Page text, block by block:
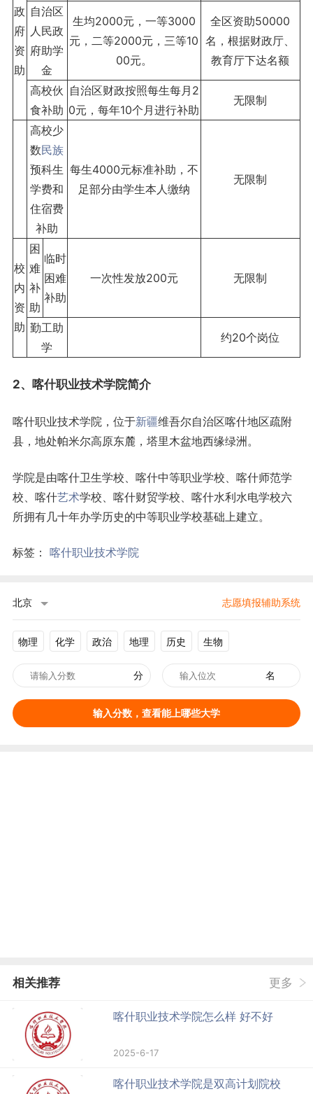
政
府
资
助
自治区
人民政
府助学
金
生均2000元，一等3000
元，二等2000元，三等10
00元。
全区资助50000
名，根据财政厅、
教育厅下达名额
高校伙
食补助
自治区财政按照每生每月2
0元，每年10个月进行补助
无限制
高校少
数民族
预科生
学费和
住宿费
补助
每生4000元标准补助，不
足部分由学生本人缴纳
无限制
校
内
资
助
困
难
补
助
临时
困难
补助
一次性发放200元 无限制
勤工助
学
约20个岗位
2、喀什职业技术学院简介
喀什职业技术学院，位于新疆维吾尔自治区喀什地区疏附
县，地处帕米尔高原东麓，塔里木盆地西缘绿洲。
学院是由喀什卫生学校、喀什中等职业学校、喀什师范学
校、喀什艺术学校、喀什财贸学校、喀什水利水电学校六
所拥有几十年办学历史的中等职业学校基础上建立。
标签： 喀什职业技术学院
北京 志愿填报辅助系统
物理 化学 政治 地理 历史 生物
分 名
输入分数，查看能上哪些大学
相关推荐 更多
喀什职业技术学院怎么样 好不好
2025-6-17
喀什职业技术学院是双高计划院校